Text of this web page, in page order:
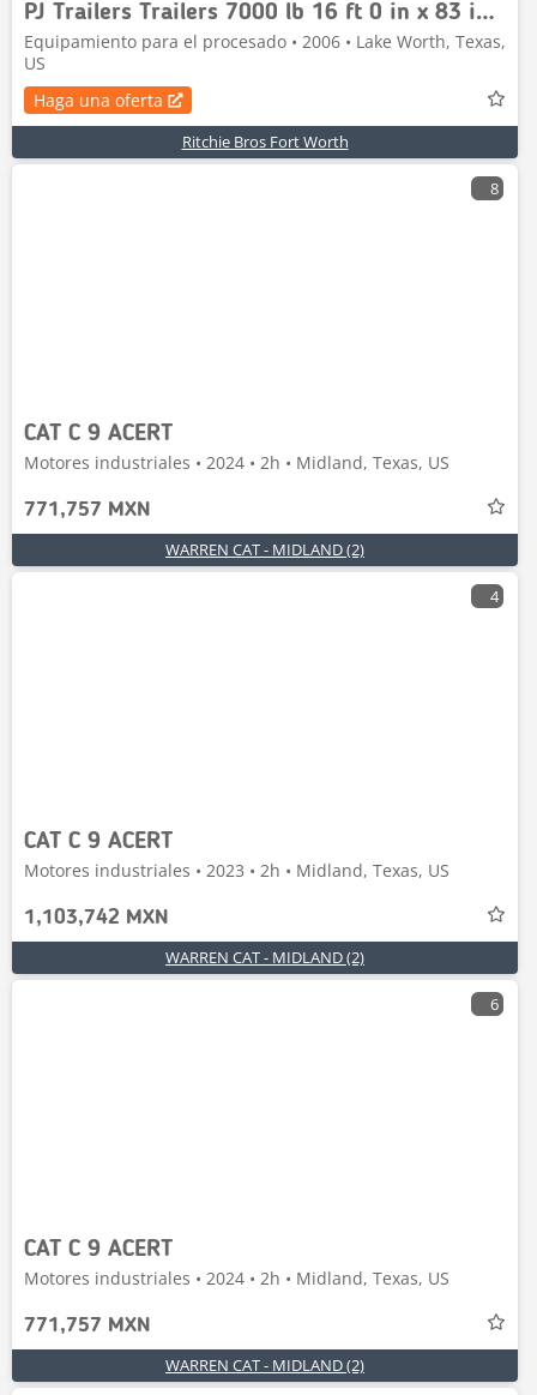
PJ Trailers Trailers 7000 lb 16 ft 0 in x 83 in T/A M
Equipamiento para el procesado • 2006 • Lake Worth, Texas,
US
Haga una oferta
Ritchie Bros Fort Worth
8
CAT C 9 ACERT
Motores industriales • 2024 • 2h • Midland, Texas, US
771,757 MXN
WARREN CAT - MIDLAND (2)
4
CAT C 9 ACERT
Motores industriales • 2023 • 2h • Midland, Texas, US
1,103,742 MXN
WARREN CAT - MIDLAND (2)
6
CAT C 9 ACERT
Motores industriales • 2024 • 2h • Midland, Texas, US
771,757 MXN
WARREN CAT - MIDLAND (2)